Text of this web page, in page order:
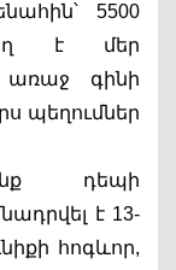
5500
է մեր
առաջ գինի
պեղումներ
դեպի
է 13-
հոգևոր,